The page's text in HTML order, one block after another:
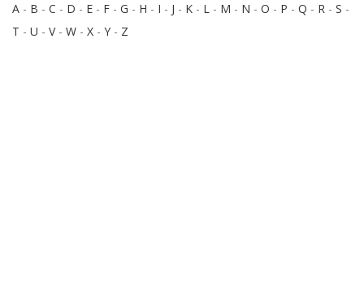
A - B - C - D - E - F - G - H - I - J - K - L - M - N - O - P - Q - R - S -
T - U - V- W - X - Y - Z